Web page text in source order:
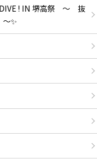
! IN 堺高祭 ～ 抜
✨